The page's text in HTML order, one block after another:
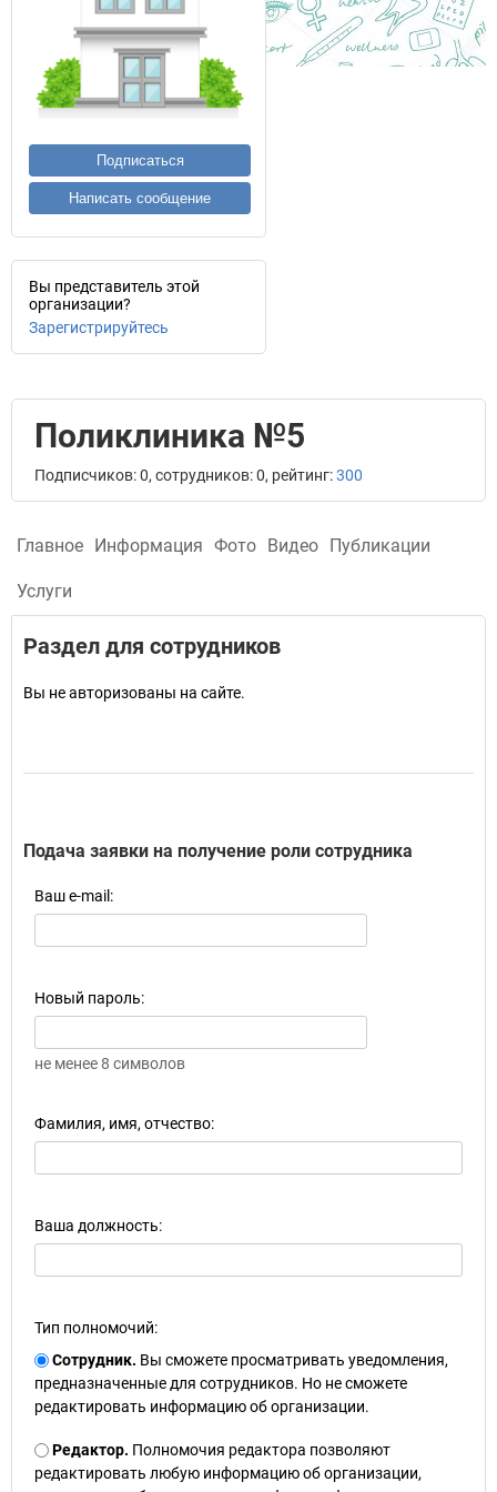
Подписаться
Написать сообщение
Вы представитель этой
организации?
Зарегистрируйтесь
Поликлиника №5
Подписчиков: 0, сотрудников: 0, рейтинг:300
Главное Информация Фото Видео Публикации
Услуги
Раздел для сотрудников
Вы не авторизованы на сайте.
Подача заявки на получение роли сотрудника
Ваш e-mail:
Новый пароль:
не менее 8 символов
Фамилия, имя, отчество:
Ваша должность:
Тип полномочий:
Сотрудник. Вы сможете просматривать уведомления,
предназначенные для сотрудников. Но не сможете
редактировать информацию об организации.
Редактор. Полномочия редактора позволяют
редактировать любую информацию об организации,